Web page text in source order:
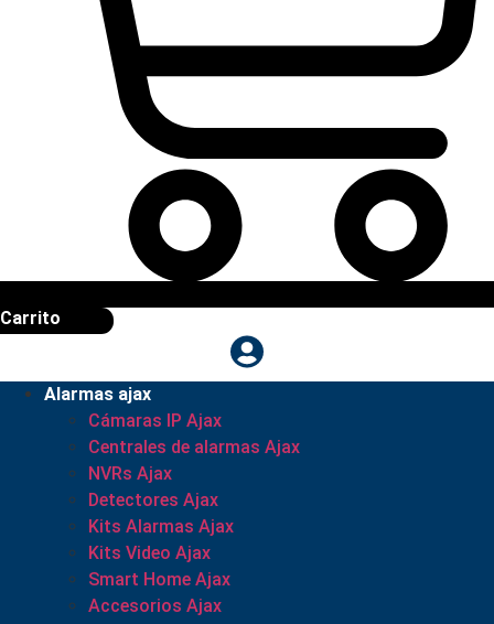
Carrito
Alarmas ajax
Cámaras IP Ajax
Centrales de alarmas Ajax
NVRs Ajax
Detectores Ajax
Kits Alarmas Ajax
Kits Video Ajax
Smart Home Ajax
Accesorios Ajax